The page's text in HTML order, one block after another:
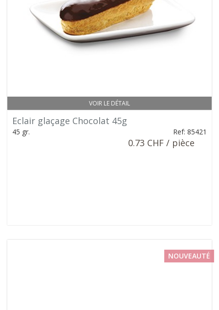
VOIR LE DÉTAIL
Eclair glaçage Chocolat 45g
45 gr. Ref: 85421
0.73 CHF / pièce
NOUVEAUTÉ